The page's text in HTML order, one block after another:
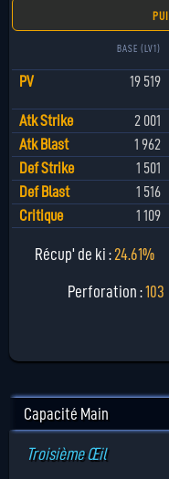
BASE (LV1)
PV 19 519
Atk Strike 2 001
Atk Blast
1 962
Def Strike
1 501
Def Blast
1 516
Critique
1 109
Récup' de ki : 24.61%
Perforation :103
Capacité Main
Troisième Œil